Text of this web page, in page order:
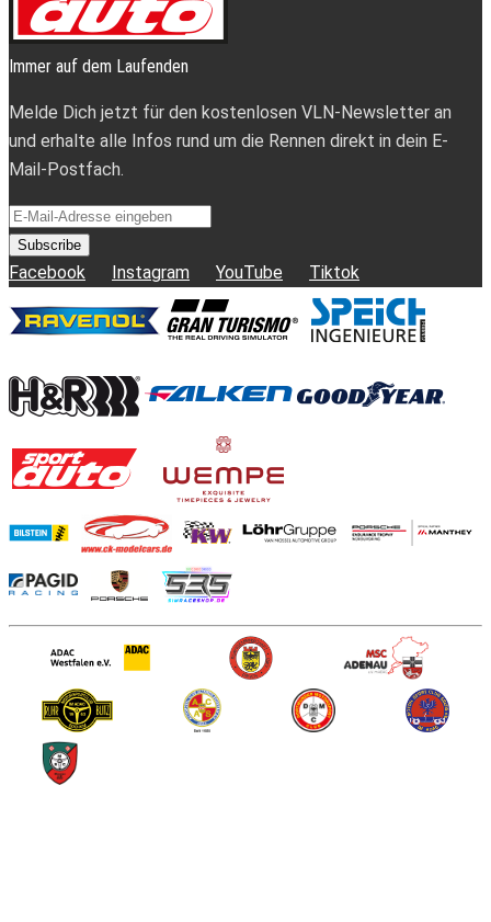
Immer auf dem Laufenden
Melde Dich jetzt für den kostenlosen VLN-Newsletter an
und erhalte alle Infos rund um die Rennen direkt in dein E-
Mail-Postfach.
Subscribe
Facebook Instagram YouTube Tiktok